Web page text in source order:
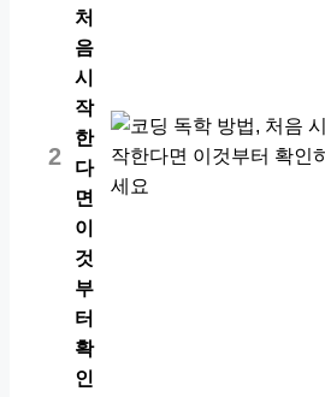
2
처
음
시
작
한
다
면
이
것
부
터
확
인